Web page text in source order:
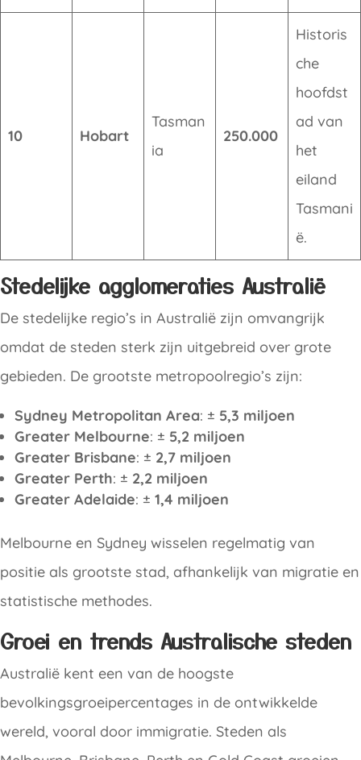
10 Hobart
Tasman
ia
250.000
Historis
che
hoofdst
ad van
het
eiland
Tasmani
ë.
Stedelijke agglomeraties Australië
De stedelijke regio’s in Australië zijn omvangrijk
omdat de steden sterk zijn uitgebreid over grote
gebieden. De grootste metropoolregio’s zijn:
Sydney Metropolitan Area: ± 5,3 miljoen
Greater Melbourne: ± 5,2 miljoen
Greater Brisbane: ± 2,7 miljoen
Greater Perth: ± 2,2 miljoen
Greater Adelaide: ± 1,4 miljoen
Melbourne en Sydney wisselen regelmatig van
positie als grootste stad, afhankelijk van migratie en
statistische methodes.
Groei en trends Australische steden
Australië kent een van de hoogste
bevolkingsgroeipercentages in de ontwikkelde
wereld, vooral door immigratie. Steden als